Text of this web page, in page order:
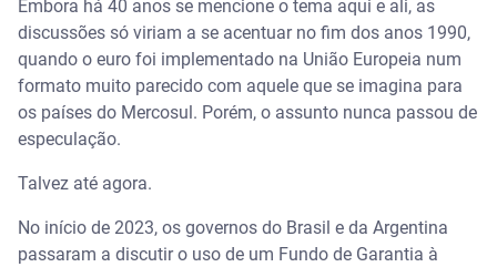
Embora há 40 anos se mencione o tema aqui e ali, as
discussões só viriam a se acentuar no fim dos anos 1990,
quando o euro foi implementado na União Europeia num
formato muito parecido com aquele que se imagina para
os países do Mercosul. Porém, o assunto nunca passou de
especulação.
Talvez até agora.
No início de 2023, os governos do Brasil e da Argentina
passaram a discutir o uso de um Fundo de Garantia à